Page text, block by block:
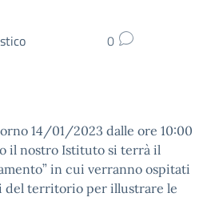
0
14/01/2023 dalle ore 10:00
il nostro Istituto si terrà il
in cui verranno ospitati
territorio per illustrare le